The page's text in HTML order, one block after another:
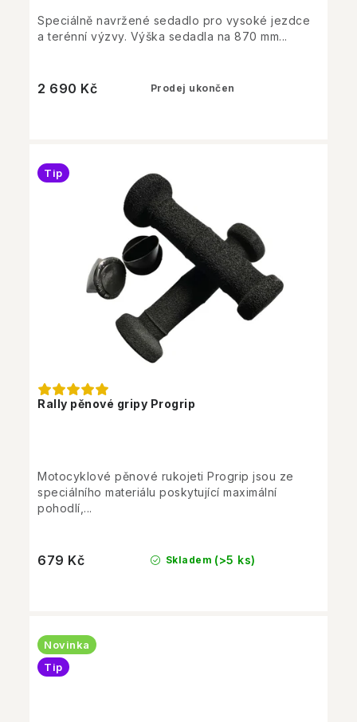
Prodej ukončen
2 690 Kč
Speciálně navržené sedadlo pro vysoké jezdce
a terénní výzvy. Výška sedadla na 870 mm...
Rally pěnové gripy Progrip
Tip
Skladem (>5 ks)
679 Kč
Motocyklové pěnové rukojeti Progrip jsou ze
speciálního materiálu poskytující maximální
pohodlí,...
Novinka
Tip